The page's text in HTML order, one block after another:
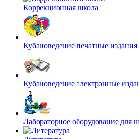
Коррекционная школа
Кубановедение печатные издания
Кубановедение электронные
Лабораторное оборудование для